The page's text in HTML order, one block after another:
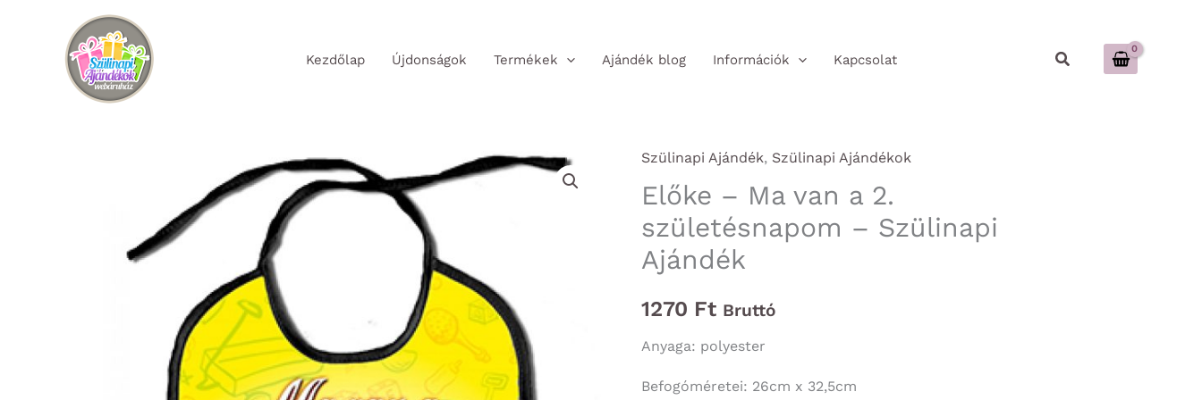
Kezdőlap Újdonságok Termékek Ajándék blog Információk Kapcsolat Keresés
Szülinapi Ajándék, Szülinapi Ajándékok
Előke – Ma van a 2.
születésnapom – Szülinapi
Ajándék
1270 Ft Bruttó
Anyaga: polyester
Befogóméretei: 26cm x 32,5cm